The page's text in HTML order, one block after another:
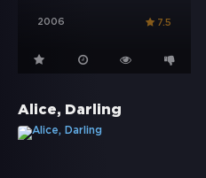
2006 7.5
Alice, Darling